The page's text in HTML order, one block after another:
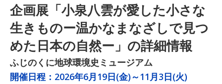
企画展「小泉八雲が愛した小さな
生きものー温かなまなざしで見つ
めた日本の自然ー」の詳細情報
ふじのくに地球環境史ミュージアム
開催日程： 2026年6月19日(金)～11月3日(火)